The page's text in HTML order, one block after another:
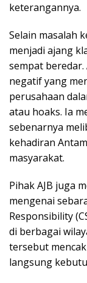
keterangannya.
​Selain masalah
menjadi ajang
sempat
negatif yang
perusahaan
atau hoaks. Ia
sebenarnya
kehadiran
masyarakat.
​Pihak AJB juga
mengenai
Responsibility
di berbagai
tersebut
langsung